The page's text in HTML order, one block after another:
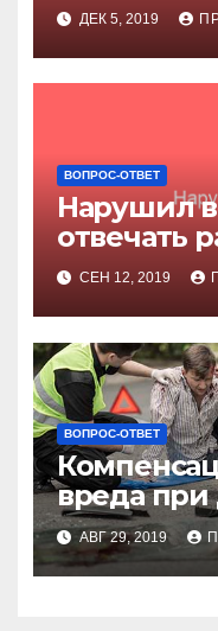
ДЕК 5, 2019
ВОПРОС-ОТВЕТ
Нарушил
отвечать
СЕН 12, 2019
ВОПРОС-ОТВЕТ
вреда
АВГ 29, 2019